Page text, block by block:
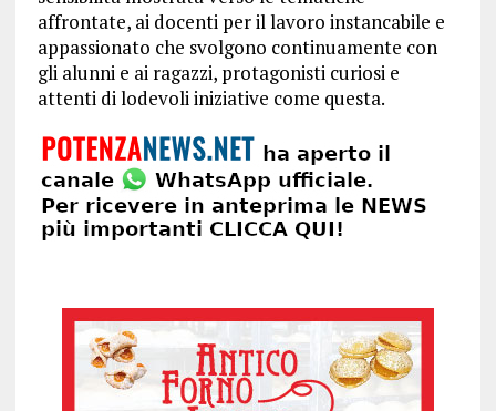
affrontate, ai docenti per il lavoro instancabile e
appassionato che svolgono continuamente con
gli alunni e ai ragazzi, protagonisti curiosi e
attenti di lodevoli iniziative come questa.